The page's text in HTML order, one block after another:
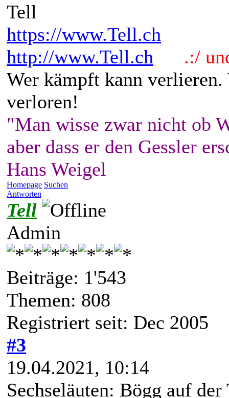
Tell
https://www.Tell.ch
http://www.Tell.ch
.:/
Wer kämpft kann
verloren!
"Man wisse zwar nicht ob
aber dass er den Gessler
Hans Weigel
Homepage Suchen
Antworten
Tell
Admin
Beiträge: 1'543
Themen: 808
Registriert seit: Dec 2005
#3
19.04.2021, 10:14
Sechseläuten: Bögg auf